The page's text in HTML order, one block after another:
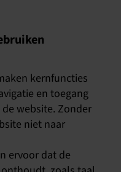
kernfuncties
en toegang
website. Zonder
niet naar
ervoor dat de